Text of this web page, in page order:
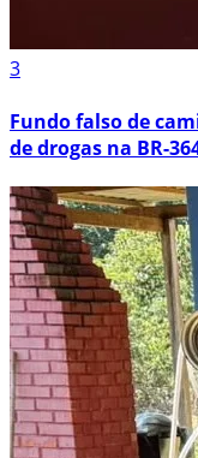
3
Fundo falso de
de drogas na BR-